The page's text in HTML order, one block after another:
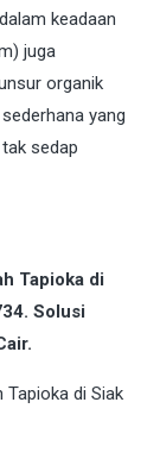
keadaan
juga
organik
yang
sedap
Tapioka di
Solusi